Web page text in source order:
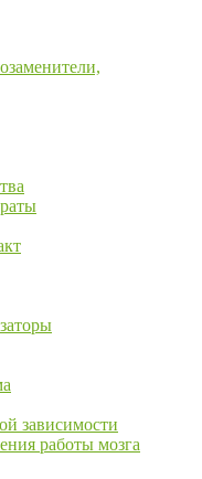
зависимости
работы мозга